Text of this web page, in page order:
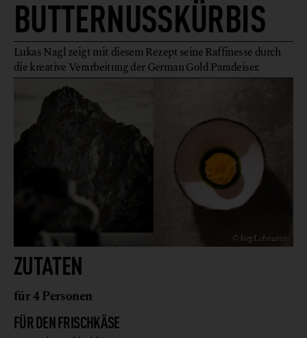
BUTTERNUSSKÜRBIS
Lukas Nagl zeigt mit diesem Rezept seine Raffinesse durch
die kreative Verarbeitung der German Gold Paradeiser.
© Jörg Lehmann
ZUTATEN
für 4 Personen
FÜR DEN FRISCHKÄSE